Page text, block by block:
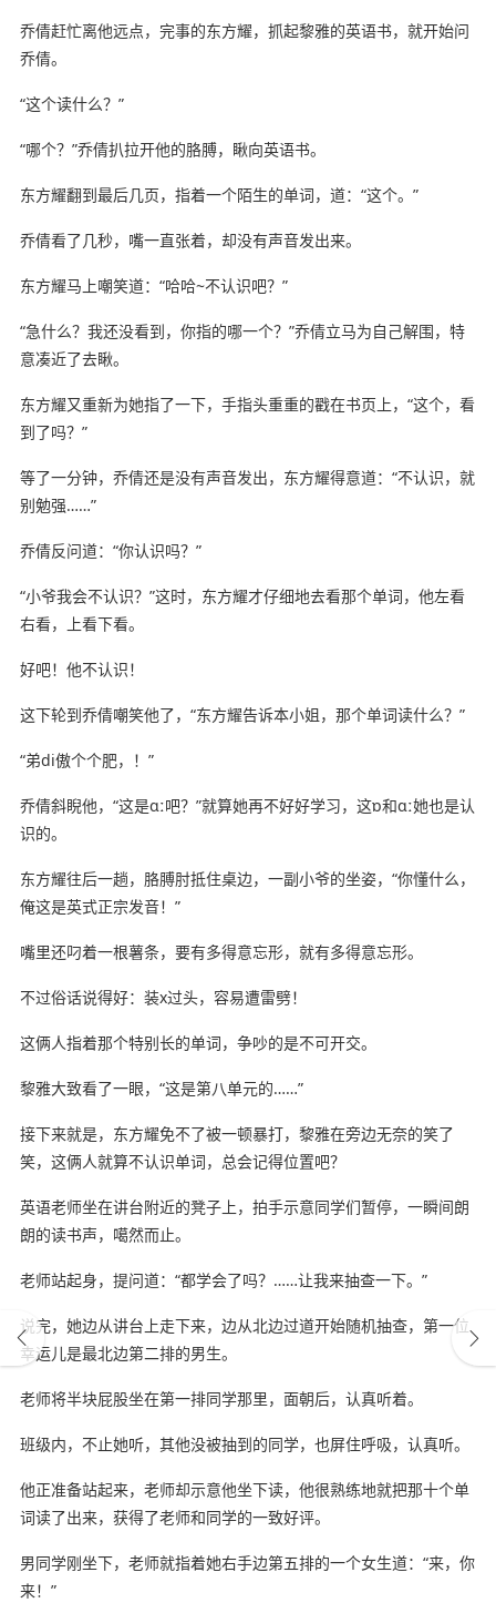
乔倩赶忙离他远点，完事的东方耀，抓起黎雅的英语书，就开始问
乔倩。
“这个读什么？”
“哪个？”乔倩扒拉开他的胳膊，瞅向英语书。
东方耀翻到最后几页，指着一个陌生的单词，道：“这个。”
乔倩看了几秒，嘴一直张着，却没有声音发出来。
东方耀马上嘲笑道：“哈哈~不认识吧？”
“急什么？我还没看到，你指的哪一个？”乔倩立马为自己解围，特
意凑近了去瞅。
东方耀又重新为她指了一下，手指头重重的戳在书页上，“这个，看
到了吗？”
等了一分钟，乔倩还是没有声音发出，东方耀得意道：“不认识，就
别勉强……”
乔倩反问道：“你认识吗？”
“小爷我会不认识？”这时，东方耀才仔细地去看那个单词，他左看
右看，上看下看。
好吧！他不认识！
这下轮到乔倩嘲笑他了，“东方耀告诉本小姐，那个单词读什么？”
“弟di傲个个肥，！”
乔倩斜睨他，“这是ɑː吧？”就算她再不好好学习，这ɒ和ɑː她也是认
识的。
东方耀往后一趟，胳膊肘抵住桌边，一副小爷的坐姿，“你懂什么，
俺这是英式正宗发音！”
嘴里还叼着一根薯条，要有多得意忘形，就有多得意忘形。
不过俗话说得好：装x过头，容易遭雷劈！
这俩人指着那个特别长的单词，争吵的是不可开交。
黎雅大致看了一眼，“这是第八单元的……”
接下来就是，东方耀免不了被一顿暴打，黎雅在旁边无奈的笑了
笑，这俩人就算不认识单词，总会记得位置吧？
英语老师坐在讲台附近的凳子上，拍手示意同学们暂停，一瞬间朗
朗的读书声，噶然而止。
老师站起身，提问道：“都学会了吗？……让我来抽查一下。”
说完，她边从讲台上走下来，边从北边过道开始随机抽查，第一位
幸运儿是最北边第二排的男生。
老师将半块屁股坐在第一排同学那里，面朝后，认真听着。
班级内，不止她听，其他没被抽到的同学，也屏住呼吸，认真听。
他正准备站起来，老师却示意他坐下读，他很熟练地就把那十个单
词读了出来，获得了老师和同学的一致好评。
男同学刚坐下，老师就指着她右手边第五排的一个女生道：“来，你
来！”